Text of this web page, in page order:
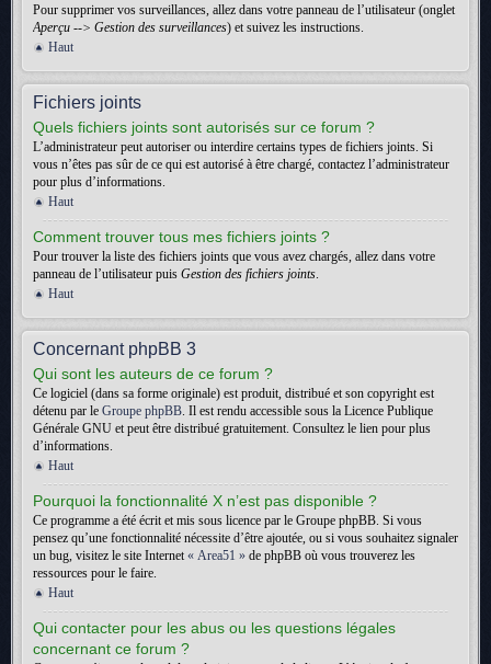
Pour supprimer vos surveillances, allez dans votre panneau de l’utilisateur (onglet
Aperçu --> Gestion des surveillances) et suivez les instructions.
Haut
Fichiers joints
Quels fichiers joints sont autorisés sur ce forum ?
L’administrateur peut autoriser ou interdire certains types de fichiers joints. Si
vous n’êtes pas sûr de ce qui est autorisé à être chargé, contactez l’administrateur
pour plus d’informations.
Haut
Comment trouver tous mes fichiers joints ?
Pour trouver la liste des fichiers joints que vous avez chargés, allez dans votre
panneau de l’utilisateur puis Gestion des fichiers joints.
Haut
Concernant phpBB 3
Qui sont les auteurs de ce forum ?
Ce logiciel (dans sa forme originale) est produit, distribué et son copyright est
détenu par le Groupe phpBB. Il est rendu accessible sous la Licence Publique
Générale GNU et peut être distribué gratuitement. Consultez le lien pour plus
d’informations.
Haut
Pourquoi la fonctionnalité X n’est pas disponible ?
Ce programme a été écrit et mis sous licence par le Groupe phpBB. Si vous
pensez qu’une fonctionnalité nécessite d’être ajoutée, ou si vous souhaitez signaler
un bug, visitez le site Internet« Area51 » de phpBB où vous trouverez les
ressources pour le faire.
Haut
Qui contacter pour les abus ou les questions légales
concernant ce forum ?